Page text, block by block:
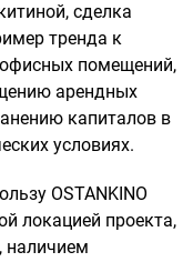
сделка
тренда к
помещений,
арендных
капиталов в
условиях.
OSTANKINO
локацией проекта,
наличием